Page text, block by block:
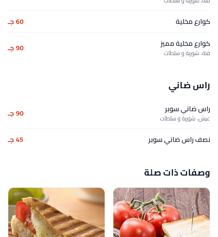
كوارع مخلية
60 جـ
كوارع مخلية مميز
فتة، شوربة و سلطات 90 جـ
راس ضاني
راس ضاني سوبر
عيش، شوربة و سلطات 90 جـ
نصف راس ضاني سوبر 45 جـ
وصفات ذات صلة